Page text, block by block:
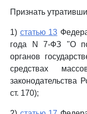
Признать
1) статью 13
года N 7-ФЗ "О
органов
средствах
законодательства
ст. 170);